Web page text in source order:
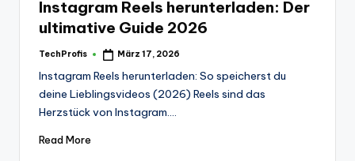
Instagram Reels herunterladen: Der
ultimative Guide 2026
Posted
TechProfis März 17, 2026
Instagram Reels herunterladen: So speicherst du
deine Lieblingsvideos (2026) Reels sind das
Herzstück von Instagram.…
Read More